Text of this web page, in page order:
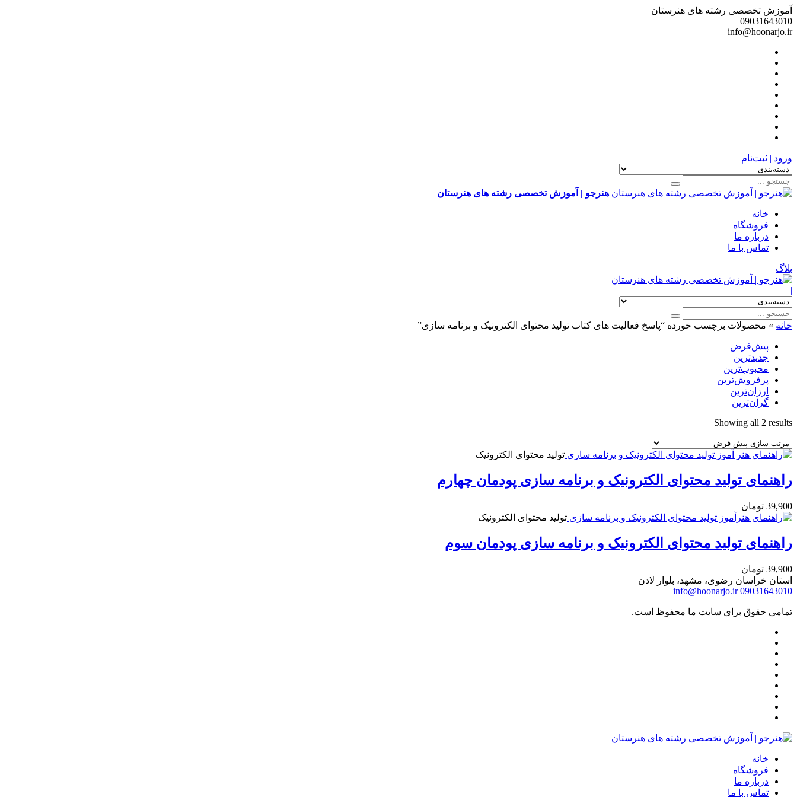
آموزش تخصصی رشته های هنرستان
09031643010
info@hoonarjo.ir
ورود | ثبت‌نام
هنرجو | آموزش تخصصی رشته های هنرستان
خانه
فروشگاه
درباره ما
تماس با ما
بلاگ
|
خانه » محصولات برچسب خورده “پاسخ فعالیت های کتاب تولید محتوای الکترونیک و برنامه سازی”
پیش‌فرض
جدیدترین
محبوب‌ترین
پرفروش‌ترین
ارزان‌ترین
گران‌ترین
Showing all 2 results
تولید محتوای الکترونیک
راهنمای تولید محتوای الکترونیک و برنامه سازی پودمان چهارم
39,900 تومان
تولید محتوای الکترونیک
راهنمای تولید محتوای الکترونیک و برنامه سازی پودمان سوم
39,900 تومان
استان خراسان رضوی، مشهد، بلوار لادن
09031643010
info@hoonarjo.ir
تمامی حقوق برای سایت ما محفوظ است.
خانه
فروشگاه
درباره ما
تماس با ما